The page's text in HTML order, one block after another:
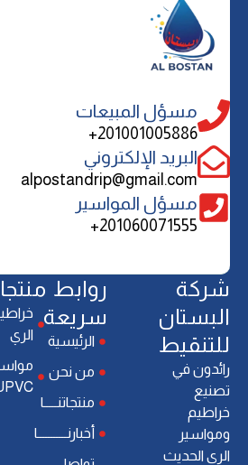
مسؤل المبيعات
201001005886+
البريد الإلكتروني
alpostandrip@gmail.com
مسؤل المواسير
201060071555+
ﺷﺮﻛﺔ
اﻟﺒﺴﺘﺎن
ﻟﻠﺘﻨﻘﻴﻂ
راﺋﺪون ﻓﻲ
ﺗﺼﻨﻴﻊ
ﺧﺮاﻃﻴﻢ
وﻣﻮاﺳﻴﺮ
اﻟﺮي اﻟﺤﺪﻳﺚ
روابط
سريعة
الرئيسية
من نحن
منتجاتنـــــا
أخبارنـــــــــــا
الري